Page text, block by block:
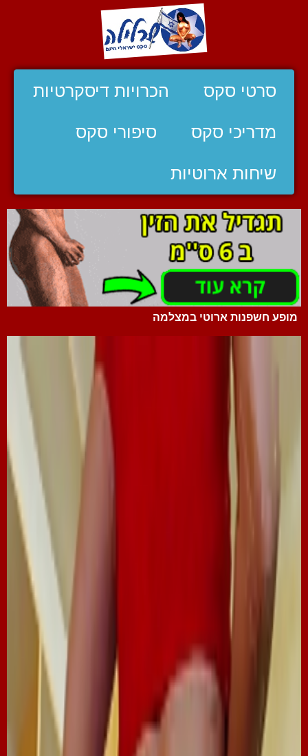
סרטי סקס הכרויות דיסקרטיות
מדריכי סקס סיפורי סקס
שיחות ארוטיות
מופע חשפנות ארוטי במצלמה